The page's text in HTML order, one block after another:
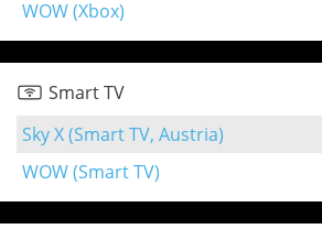
WOW (Xbox)
Smart TV
Sky X (Smart TV, Austria)
WOW (Smart TV)